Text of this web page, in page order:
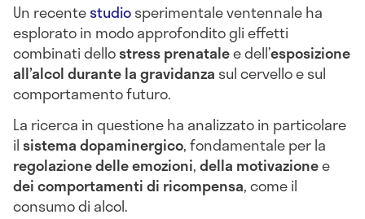
Un recentestudiosperimentale ventennale ha
esplorato in modo approfondito gli effetti
combinati dellostress prenatalee dell’esposizione
all’alcol durante la gravidanza sul cervello e sul
comportamento futuro.
La ricerca in questione ha analizzato in particolare
ilsistema dopaminergico, fondamentale per la
regolazione delle emozioni,della motivazionee
dei comportamenti di ricompensa, come il
consumo di alcol.